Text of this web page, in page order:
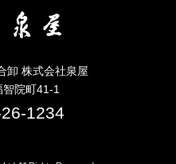
卸 株式会社泉屋
智院町41-1
1234